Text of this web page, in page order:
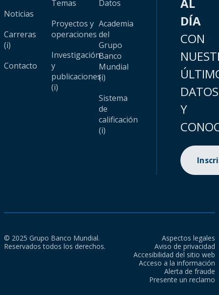
Noticias
Carreras
(i)
Contacto
Temas
Proyectos y
operaciones
Investigación
y
publicaciones
(i)
Datos
Academia
del
Grupo
Banco
Mundial
(i)
Sistema
de
calificación
(i)
DÍA
CON
DATOS
Y
© 2025 Grupo Banco Mundial.
Reservados todos los derechos.
Aspectos legales
Aviso de privacidad
Accesibilidad del sitio web
Acceso a la información
Alerta de fraude
Presente un reclamo